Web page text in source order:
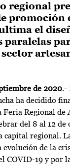
regional
promoción
el
paralelas
de 2020.-
ha decidido
Feria Regional de
del 8 al 12
capital regional.
evolución de la
COVID-19 y por